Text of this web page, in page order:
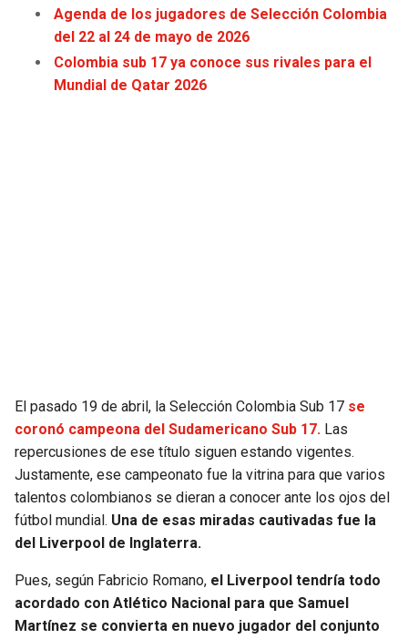
COWBOYS
GIANTS
VIKINGS
FALCONS
PANTHERS
CLIPPERS
LAKERS
THUNDER
TRAIL BLAZERS
JAZZ
Agenda de los jugadores de Selección Colombia
del 22 al 24 de mayo de 2026
Colombia sub 17 ya conoce sus rivales para el
Mundial de Qatar 2026
El pasado 19 de abril, la Selección Colombia Sub 17 se
coronó campeona del Sudamericano Sub 17. Las
repercusiones de ese título siguen estando vigentes.
Justamente, ese campeonato fue la vitrina para que varios
talentos colombianos se dieran a conocer ante los ojos del
fútbol mundial. Una de esas miradas cautivadas fue la
del Liverpool de Inglaterra.
Pues, según Fabricio Romano, el Liverpool tendría todo
acordado con Atlético Nacional para que Samuel
Martínez se convierta en nuevo jugador del conjunto